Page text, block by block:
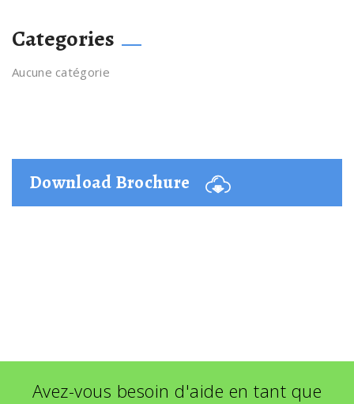
Categories
Aucune catégorie
Download Brochure
Avez-vous besoin d'aide en tant que